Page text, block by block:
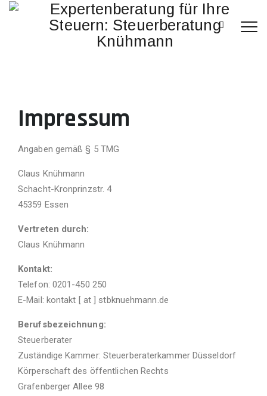
Impressum
Angaben gemäß § 5 TMG
Claus Knühmann
Schacht-Kronprinzstr. 4
45359 Essen
Vertreten durch:
Claus Knühmann
Kontakt:
Telefon: 0201-450 250
E-Mail: kontakt [ at ] stbknuehmann.de
Berufsbezeichnung:
Steuerberater
Zuständige Kammer: Steuerberaterkammer Düsseldorf
Körperschaft des öffentlichen Rechts
Grafenberger Allee 98